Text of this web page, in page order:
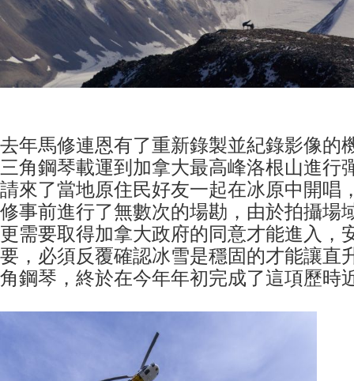
去年馬修連恩有了重新錄製並紀錄影像的
三角鋼琴載運到加拿大最高峰洛根山進行
請來了當地原住民好友一起在冰原中開唱
修事前進行了無數次的場勘，由於拍攝場
更需要取得加拿大政府的同意才能進入，
要，必須反覆確認冰雪是穩固的才能讓直
角鋼琴，終於在今年年初完成了這項歷時